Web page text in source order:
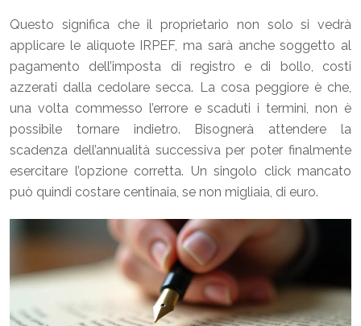
Questo significa che il proprietario non solo si vedrà
applicare le aliquote IRPEF, ma sarà anche soggetto al
pagamento dell’imposta di registro e di bollo, costi
azzerati dalla cedolare secca. La cosa peggiore è che,
una volta commesso l’errore e scaduti i termini, non è
possibile tornare indietro. Bisognerà attendere la
scadenza dell’annualità successiva per poter finalmente
esercitare l’opzione corretta. Un singolo click mancato
può quindi costare centinaia, se non migliaia, di euro.